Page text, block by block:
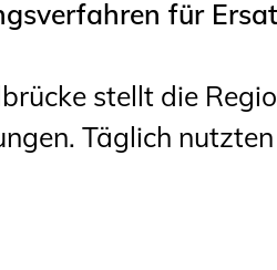
und
Projekte
für
stellt die
Täglich